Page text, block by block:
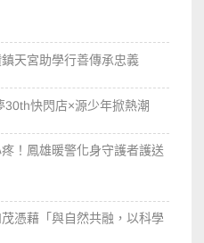
天宮助學行善傳承忠義
快閃店×源少年掀熱潮
！鳳雄暖警化身守護者護送
憑藉「與自然共融，以科學